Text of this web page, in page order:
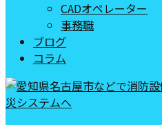
CADオペレーター
事務職
ブログ
コラム